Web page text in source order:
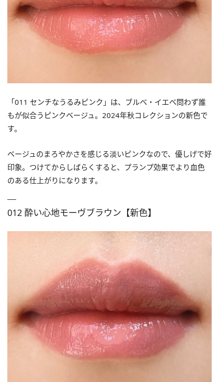
「011 センチなうるみピンク」は、ブルべ・イエベ問わず誰
もが似合うピンクベージュ。2024年秋コレクションの新色で
す。
ベージュのまろやかさを感じる淡いピンクなので、優しげで好
印象。つけてからしばらくすると、プランプ効果でより血色
のある仕上がりになります。
012 酔い心地モーヴブラウン【新色】